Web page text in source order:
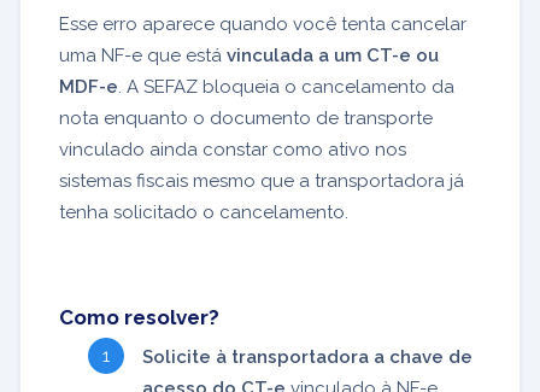
Esse erro aparece quando você tenta cancelar
uma NF-e que está vinculada a um CT-e ou
MDF-e . A SEFAZ bloqueia o cancelamento da
nota enquanto o documento de transporte
vinculado ainda constar como ativo nos
sistemas fiscais mesmo que a transportadora já
tenha solicitado o cancelamento.
Como resolver?
Solicite à transportadora a chave de